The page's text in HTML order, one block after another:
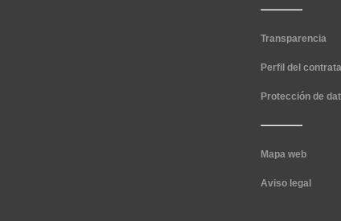
Transparencia
Perfil del
Protección de
Mapa web
Aviso legal